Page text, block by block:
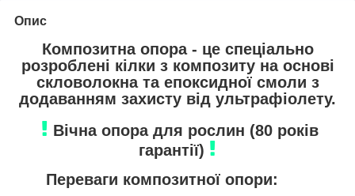
Опис
Композитна опора - це спеціально
розроблені кілки з композиту на основі
скловолокна та епоксидної смоли з
додаванням захисту від ультрафіолету.
Вічна опора для рослин (80 років
гарантії)
Переваги композитної опори: